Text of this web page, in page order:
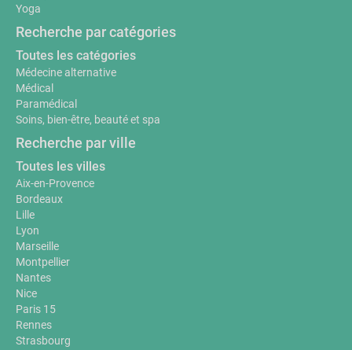
Yoga
Recherche par catégories
Toutes les catégories
Médecine alternative
Médical
Paramédical
Soins, bien-être, beauté et spa
Recherche par ville
Toutes les villes
Aix-en-Provence
Bordeaux
Lille
Lyon
Marseille
Montpellier
Nantes
Nice
Paris 15
Rennes
Strasbourg